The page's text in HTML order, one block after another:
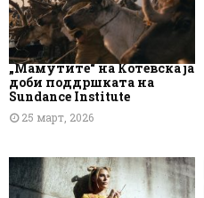
„Мамутите“ на Котевска ја
доби поддршката на
Sundance Institute
25 март, 2026